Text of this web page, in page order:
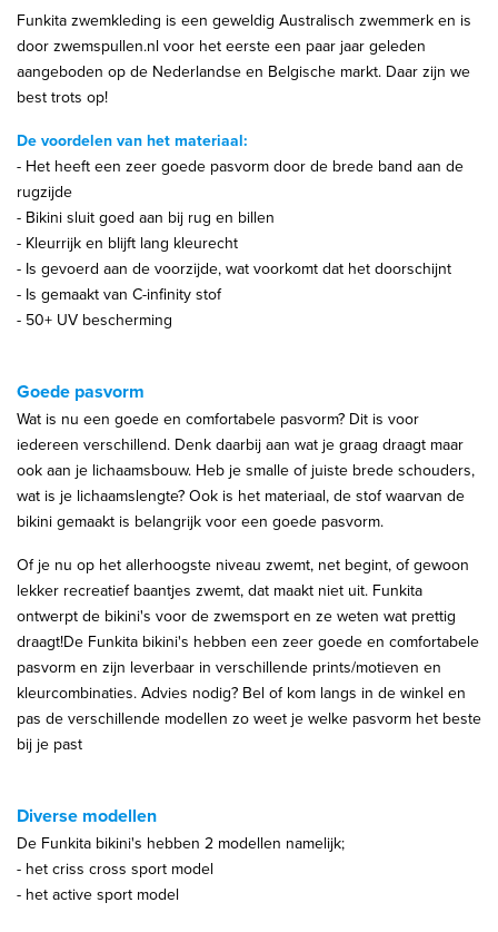
Funkita zwemkleding is een geweldig Australisch zwemmerk en is
door zwemspullen.nl voor het eerste een paar jaar geleden
aangeboden op de Nederlandse en Belgische markt. Daar zijn we
best trots op!
De voordelen van het materiaal:
- Het heeft een zeer goede pasvorm door de brede band aan de
rugzijde
- Bikini sluit goed aan bij rug en billen
- Kleurrijk en blijft lang kleurecht
- Is gevoerd aan de voorzijde, wat voorkomt dat het doorschijnt
- Is gemaakt van C-infinity stof
- 50+ UV bescherming
Goede pasvorm
Wat is nu een goede en comfortabele pasvorm? Dit is voor
iedereen verschillend. Denk daarbij aan wat je graag draagt maar
ook aan je lichaamsbouw. Heb je smalle of juiste brede schouders,
wat is je lichaamslengte? Ook is het materiaal, de stof waarvan de
bikini gemaakt is belangrijk voor een goede pasvorm.
Of je nu op het allerhoogste niveau zwemt, net begint, of gewoon
lekker recreatief baantjes zwemt, dat maakt niet uit. Funkita
ontwerpt de bikini's voor de zwemsport en ze weten wat prettig
draagt!De Funkita bikini's hebben een zeer goede en comfortabele
pasvorm en zijn leverbaar in verschillende prints/motieven en
kleurcombinaties. Advies nodig? Bel of kom langs in de winkel en
pas de verschillende modellen zo weet je welke pasvorm het beste
bij je past
Diverse modellen
De Funkita bikini's hebben 2 modellen namelijk;
- het criss cross sport model
- het active sport model